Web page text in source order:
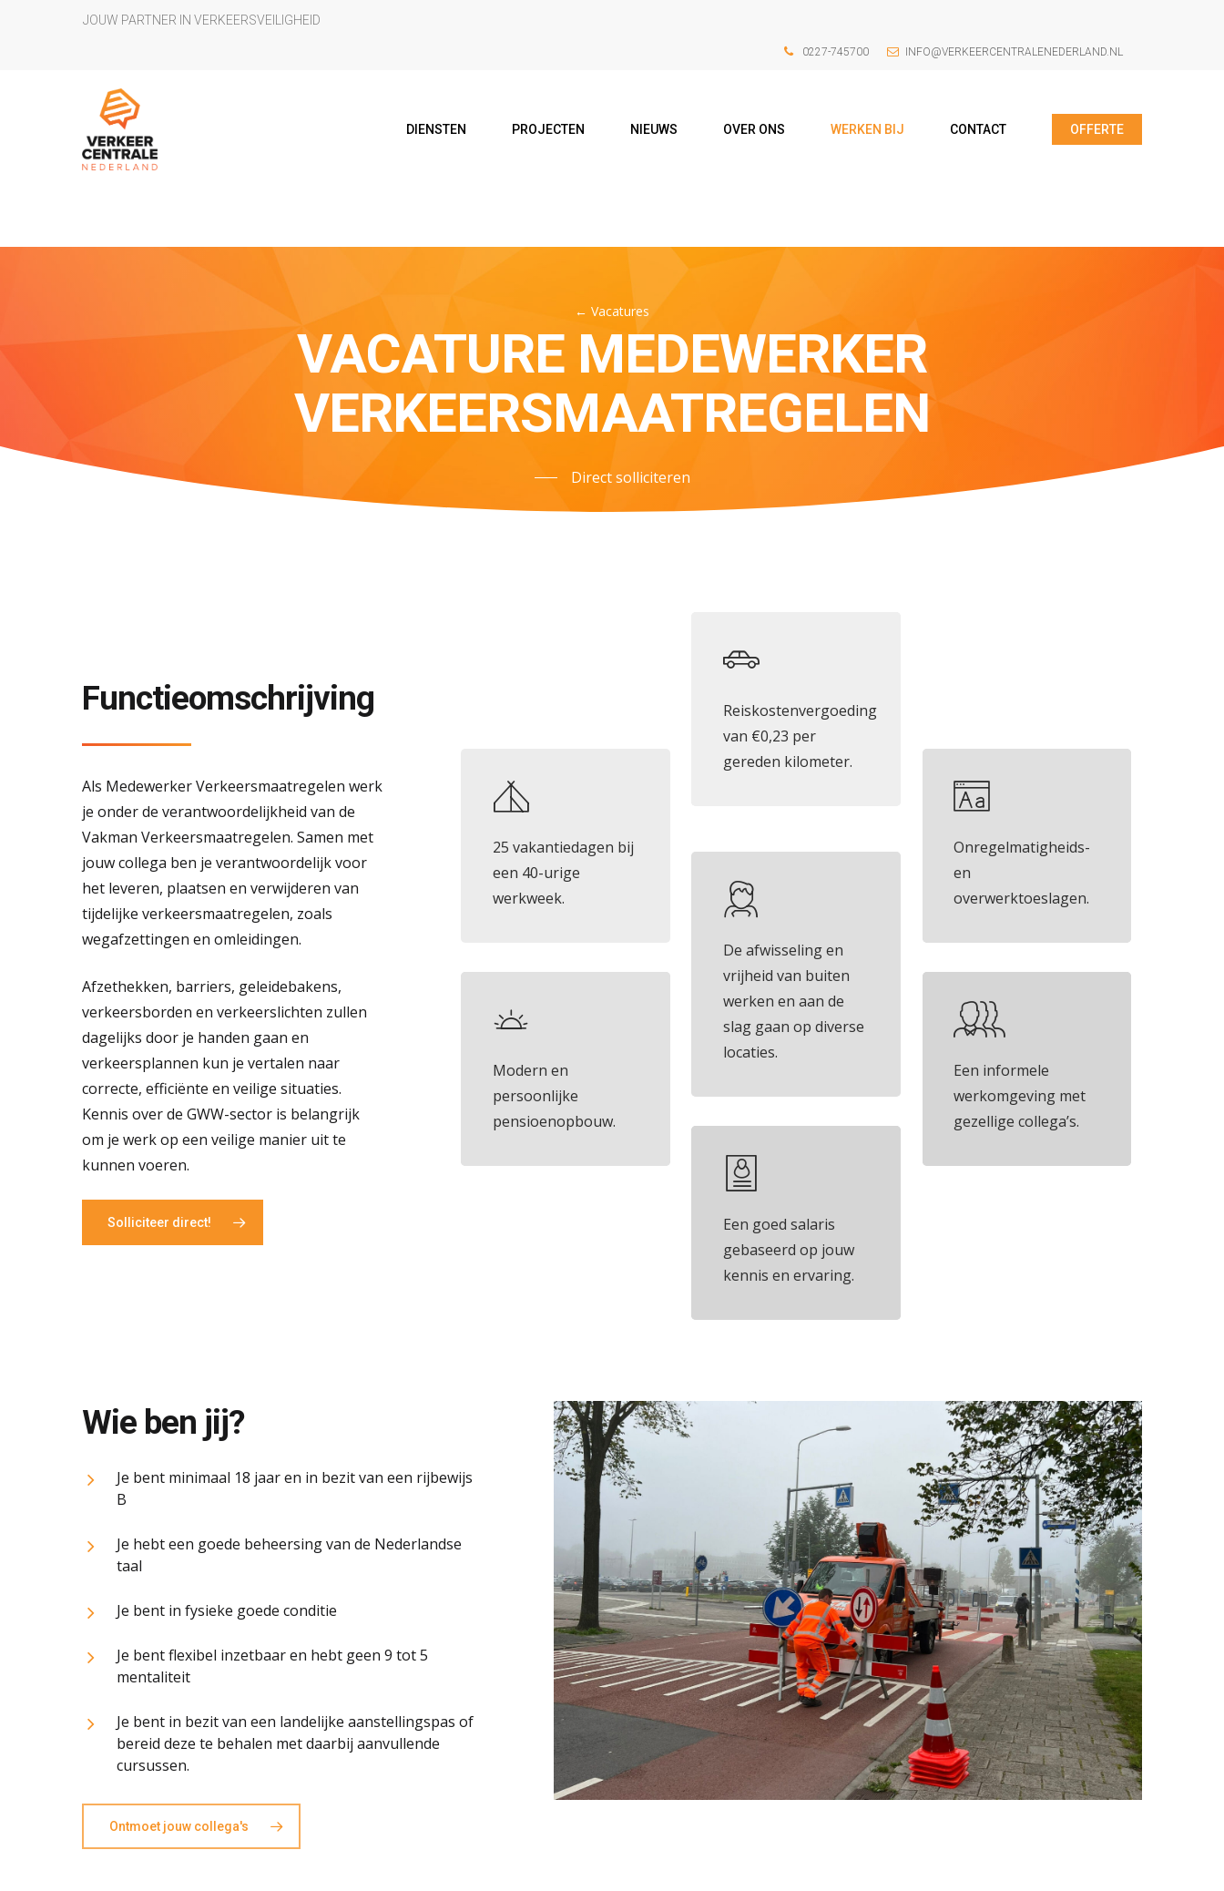
JOUW PARTNER IN VERKEERSVEILIGHEID
0227-745700 INFO@VERKEERCENTRALENEDERLAND.NL
DIENSTEN PROJECTEN NIEUWS OVER ONS WERKEN BIJ CONTACT OFFERTE
← Vacatures
VACATURE MEDEWERKER
VERKEERSMAATREGELEN
Direct solliciteren
Functieomschrijving
Als Medewerker Verkeersmaatregelen werk
je onder de verantwoordelijkheid van de
Vakman Verkeersmaatregelen. Samen met
jouw collega ben je verantwoordelijk voor
het leveren, plaatsen en verwijderen van
tijdelijke verkeersmaatregelen, zoals
wegafzettingen en omleidingen.
Afzethekken, barriers, geleidebakens,
verkeersborden en verkeerslichten zullen
dagelijks door je handen gaan en
verkeersplannen kun je vertalen naar
correcte, efficiënte en veilige situaties.
Kennis over de GWW-sector is belangrijk
om je werk op een veilige manier uit te
kunnen voeren.
Solliciteer direct!
25 vakantiedagen bij
een 40-urige
werkweek.
Modern en
persoonlijke
pensioenopbouw.
Reiskostenvergoeding
van €0,23 per
gereden kilometer.
De afwisseling en
vrijheid van buiten
werken en aan de
slag gaan op diverse
locaties.
Een goed salaris
gebaseerd op jouw
kennis en ervaring.
Onregelmatigheids-
en
overwerktoeslagen.
Een informele
werkomgeving met
gezellige collega’s.
Wie ben jij?
Je bent minimaal 18 jaar en in bezit van een rijbewijs
B
Je hebt een goede beheersing van de Nederlandse
taal
Je bent in fysieke goede conditie
Je bent flexibel inzetbaar en hebt geen 9 tot 5
mentaliteit
Je bent in bezit van een landelijke aanstellingspas of
bereid deze te behalen met daarbij aanvullende
cursussen.
Ontmoet jouw collega's